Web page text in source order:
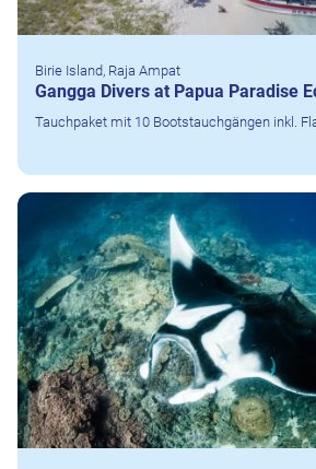
Birie Island, Raja Ampat
Gangga Divers at Papua Paradise
Tauchpaket mit 10 Bootstauchgängen inkl.